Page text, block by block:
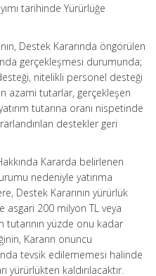
tarihinde Yürürlüğe
Destek Kararında öngörülen
gerçekleşmesi durumunda;
nitelikli personel desteği
azami tutarlar, gerçekleşen
tutarına oranı nispetinde
destekler geri
Kararda belirlenen
nedeniyle yatırıma
Destek Kararının yürürlük
asgari 200 milyon TL veya
tutarının yüzde onu kadar
Kararın onuncu
tevsik edilememesi halinde
yürürlükten kaldırılacaktır.